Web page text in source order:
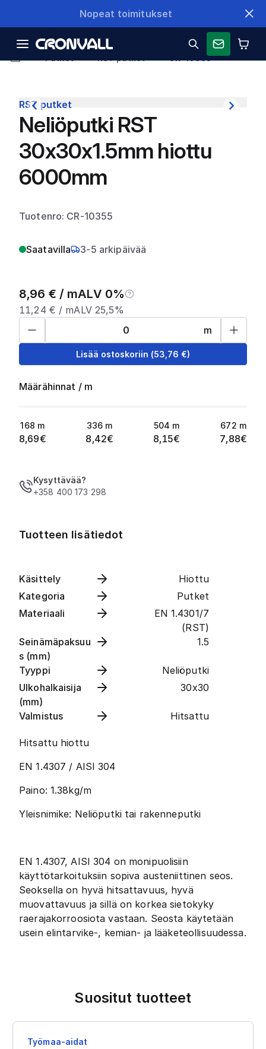
Nopeat toimitukset
CR-10355
RST putket
Neliöputki RST
30x30x1.5mm hiottu
6000mm
Tuotenro: CR-10355
Saatavilla 3-5 arkipäivää
8,96 € / mALV 0%
11,24 € / mALV 25,5%
m
Lisää ostoskoriin (53,76 €)
Määrähinnat / m
168 m
8,69€
336 m
8,42€
504 m
8,15€
672 m
7,88€
Kysyttävää?
+358 400 173 298
Tuotteen lisätiedot
Käsittely
Hiottu
Kategoria
Putket
Materiaali
EN 1.4301/7
(RST)
Seinämäpaksuu
s (mm)
1.5
Tyyppi
Neliöputki
Ulkohalkaisija
(mm)
30x30
Valmistus Hitsattu
Hitsattu hiottu
EN 1.4307 / AISI 304
Paino: 1.38kg/m
Yleisnimike: Neliöputki tai rakenneputki
EN 1.4307, AISI 304 on monipuolisiin
käyttötarkoituksiin sopiva austeniittinen seos.
Seoksella on hyvä hitsattavuus, hyvä
muovattavuus ja sillä on korkea sietokyky
raerajakorroosiota vastaan. Seosta käytetään
usein elintarvike-, kemian- ja lääketeollisuudessa.
Suositut tuotteet
Työmaa-aidat